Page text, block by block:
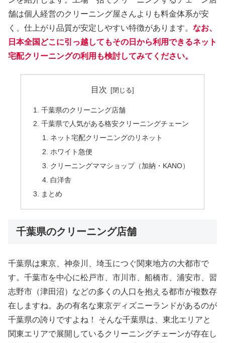
舗は個人経営のクリーニング屋さんよりも料金体系が安
く、仕上がり品質が安定しやすい特徴があります。 なお、
日本全国どこに引っ越してもその日から利用できるネット
宅配クリーニングの利用も検討してみてください。
目次
千葉県のクリーニング店舗
千葉県で人気がある格安クリーニングチェーン
ネット宅配クリーニングのリネット
ホワイト急便
クリーニングママショップ（加納・KANO）
白洋舎
まとめ
千葉県のクリーニング店舗
千葉県は東京、神奈川、埼玉につぐ関東地方の大都市で
す。千葉市を中心に松戸市、市川市、船橋市、浦安市、習
志野市（津田沼）などの多くの人口を抱える都市が複数存
在しますね。あの有名な東京ディズニーランドがあるのが
千葉県の誇りですよね！ そんな千葉県は、東北エリアと
関東エリアで展開しているクリーニングチェーンが存在し